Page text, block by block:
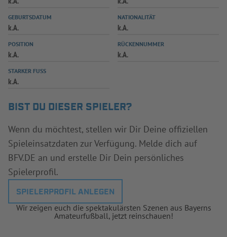
SPIELPLUS
GEBURTSDATUM
k.A.
NATIONALITÄT
k.A.
POSITION
k.A.
RÜCKENNUMMER
k.A.
STARKER FUSS
k.A.
BIST DU DIESER SPIELER?
Wenn du möchtest, stellen wir Dir Deine offiziellen
Spieleinsatzdaten zur Verfügung. Melde dich auf
BFV.DE an und erstelle Dir Dein persönliches
Spielerprofil.
SPIELERPROFIL ANLEGEN
Wir zeigen euch die spektakulärsten Szenen aus Bayerns
Amateurfußball, jetzt reinschauen!